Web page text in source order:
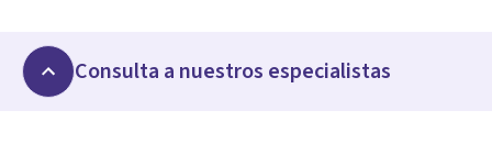
Consulta a nuestros especialistas